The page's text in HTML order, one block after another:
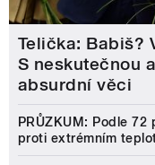
Telička: Babiš?
S neskutečnou
absurdní věci
PRŮZKUM: Podle
proti extrémním